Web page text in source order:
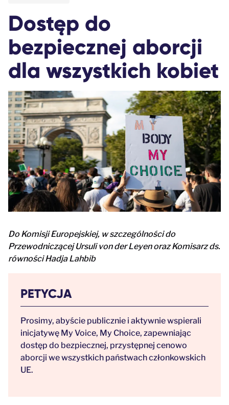
Dostęp do
bezpiecznej aborcji
dla wszystkich kobiet
Do Komisji Europejskiej, w szczególności do
Przewodniczącej Ursuli von der Leyen oraz Komisarz ds.
równości Hadja Lahbib
PETYCJA
Prosimy, abyście publicznie i aktywnie wspierali
inicjatywę My Voice, My Choice, zapewniając
dostęp do bezpiecznej, przystępnej cenowo
aborcji we wszystkich państwach członkowskich
UE.